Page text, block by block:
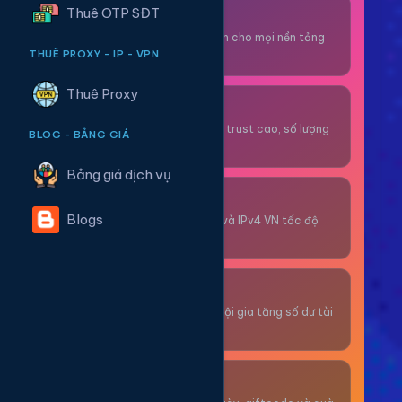
Thuê OTP SĐT
THUÊ PROXY - IP - VPN
Thuê Proxy
BLOG - BẢNG GIÁ
Bảng giá dịch vụ
Blogs
Thuê OTP SĐT
Nhận code xác minh cho mọi nền tảng
tức thì.
OTP/Mua Gmail
Tài khoản gmail cổ, trust cao, số lượng
Proxy dân cư xoay và IPv4 VN tốc độ
Thư giãn và có cơ hội gia tăng số dư tài